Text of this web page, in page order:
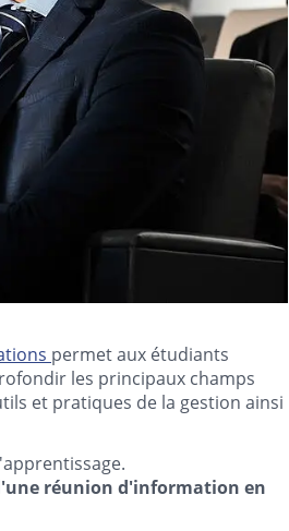
permet aux étudiants
les principaux champs
et pratiques de la gestion ainsi
réunion d'information en